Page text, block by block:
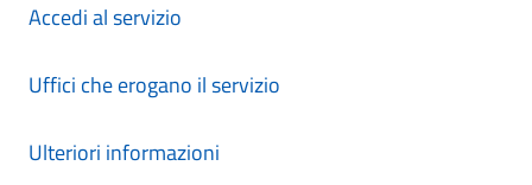
Accedi al servizio
Uffici che erogano il servizio
Ulteriori informazioni